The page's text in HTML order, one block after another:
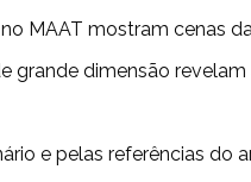
MAAT mostram cenas
dimensão revelam
e pelas referências do